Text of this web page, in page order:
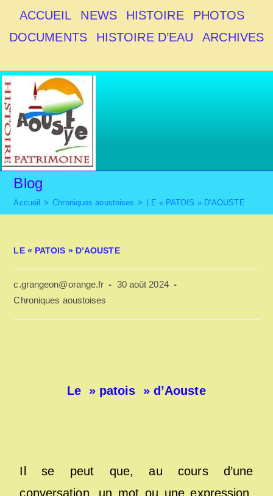
ACCUEIL NEWS HISTOIRE
PHOTOS
DOCUMENTS
HISTOIRE D’EAU ARCHIVES
Blog
Accueil > Chroniques aoustoises > LE « PATOIS » D’AOUSTE
LE « PATOIS » D’AOUSTE
c.grangeon@orange.fr
30 août 2024
Chroniques aoustoises
Le » patois » d’Aouste
Il se peut que, au cours d’une
conversation, un mot ou une expression,